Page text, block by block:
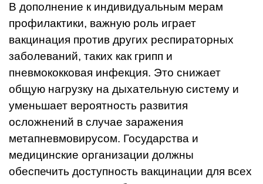
В дополнение к индивидуальным мерам
профилактики, важную роль играет
вакцинация против других респираторных
заболеваний, таких как грипп и
пневмококковая инфекция. Это снижает
общую нагрузку на дыхательную систему и
уменьшает вероятность развития
осложнений в случае заражения
метапневмовирусом. Государства и
медицинские организации должны
обеспечить доступность вакцинации для всех